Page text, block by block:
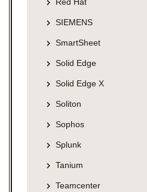
SIEMENS
SmartSheet
Solid Edge
Solid Edge X
Soliton
Sophos
Splunk
Tanium
Teamcenter